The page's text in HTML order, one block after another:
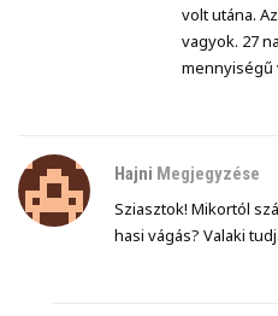
volt utána.
vagyok. 27
mennyiségű
Hajni Megjegyzése
Sziasztok! Mikortól
hasi vágás? Valaki